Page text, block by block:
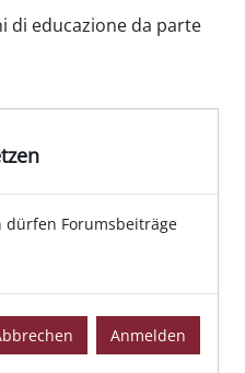
di educazione da parte
dürfen Forumsbeiträge
Anmelden